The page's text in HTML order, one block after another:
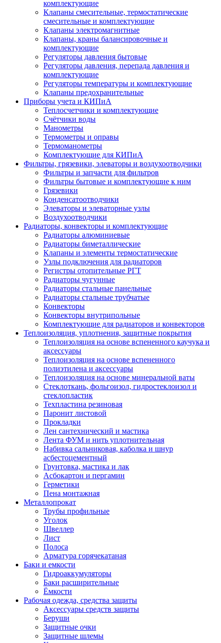
комплектующие
Клапаны смесительные, термостатические
смесительные и комплектующие
Клапаны электромагнитные
Клапаны, краны балансировочные и
комплектующие
Регуляторы давления бытовые
Регуляторы давления, перепада давления и
комплектующие
Регуляторы температуры и комплектующие
Клапаны предохранительные
Приборы учета и КИПиА
Теплосчетчики и комплектующие
Счётчики воды
Манометры
Термометры и оправы
Термоманометры
Комплектующие для КИПиА
Фильтры, грязевики, элеваторы и воздухоотводчики
Фильтры и запчасти для фильтров
Фильтры бытовые и комплектующие к ним
Грязевики
Конденсатоотводчики
Элеваторы и элеваторные узлы
Воздухоотводчики
Радиаторы, конвекторы и комплектующие
Радиаторы алюминиевые
Радиаторы биметаллические
Клапаны и элементы термостатические
Узлы подключения для радиаторов
Регистры отопительные РГТ
Радиаторы чугунные
Радиаторы стальные панельные
Радиаторы стальные трубчатые
Конвекторы
Конвекторы внутрипольные
Комплектующие для радиаторов и конвекторов
Теплоизоляция, уплотнения, защитные покрытия
Теплоизоляция на основе вспененного каучука и
аксессуары
Теплоизоляция на основе вспененного
полиэтилена и аксессуары
Теплоизоляция на основе минеральной ваты
Стеклоткань, фольгоизол, гидростеклоизол и
стеклопластик
Техпластина резиновая
Паронит листовой
Прокладки
Лен сантехнический и мастика
Лента ФУМ и нить уплотнительная
Набивка сальниковая, каболка и шнур
асбестоцементный
Грунтовка, мастика и лак
Асбокартон и пергамин
Герметики
Пена монтажная
Металлопрокат
Трубы профильные
Уголок
Швеллер
Лист
Полоса
Арматура горячекатаная
Баки и емкости
Гидроаккумуляторы
Баки расширительные
Ёмкости
Рабочая одежда, средства защиты
Аксессуары средств защиты
Беруши
Защитные очки
Защитные шлемы